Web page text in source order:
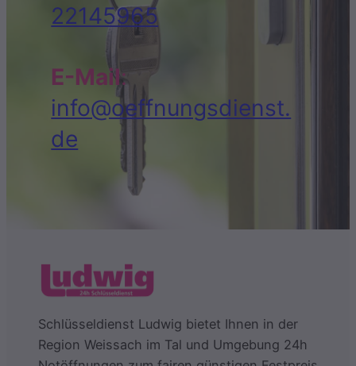
22145965
E-Mail:
info@oeffnungsdienst.
de
Schlüsseldienst Ludwig bietet Ihnen in der
Region Weissach im Tal und Umgebung 24h